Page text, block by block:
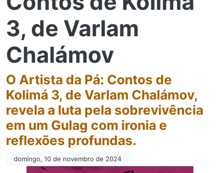
3, de Varlam
Chalámov
O Artista da Pá: Contos de
Kolimá 3, de Varlam Chalámov,
revela a luta pela sobrevivência
em um Gulag com ironia e
reflexões profundas.
domingo, 10 de novembro de 2024